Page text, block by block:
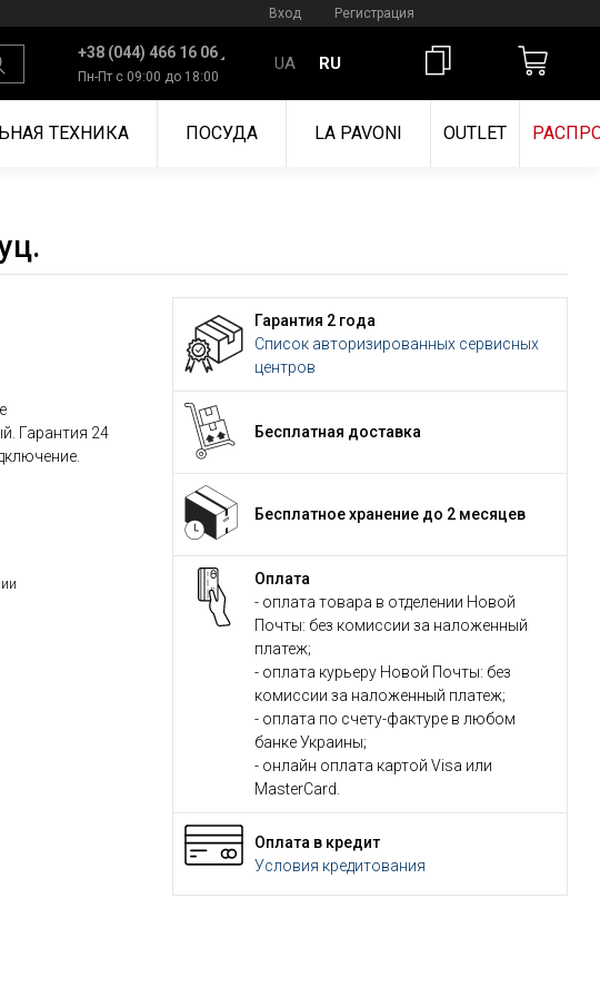
Вход Регистрация
+38 (044) 466 16 06
Пн-Пт с 09:00 до 18:00
UA RU
ТЕХНИКА ПОСУДА LA PAVONI OUTLET
Гарантия 24
Гарантия 2 года
Список авторизированных сервисных
центров
Бесплатная доставка
Бесплатное хранение до 2 месяцев
Оплата
- оплата товара в отделении Новой
Почты: без комиссии за наложенный
платеж;
- оплата курьеру Новой Почты: без
комиссии за наложенный платеж;
- оплата по счету-фактуре в любом
банке Украины;
- онлайн оплата картой Visa или
MasterCard.
Оплата в кредит
Условия кредитования